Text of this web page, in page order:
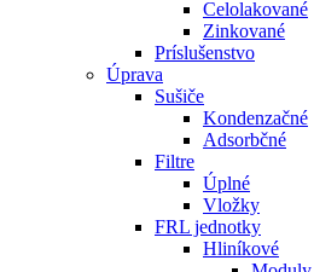
Celolakované
Zinkované
Príslušenstvo
Úprava
Sušiče
Kondenzačné
Adsorbčné
Filtre
Úplné
Vložky
FRL jednotky
Hliníkové